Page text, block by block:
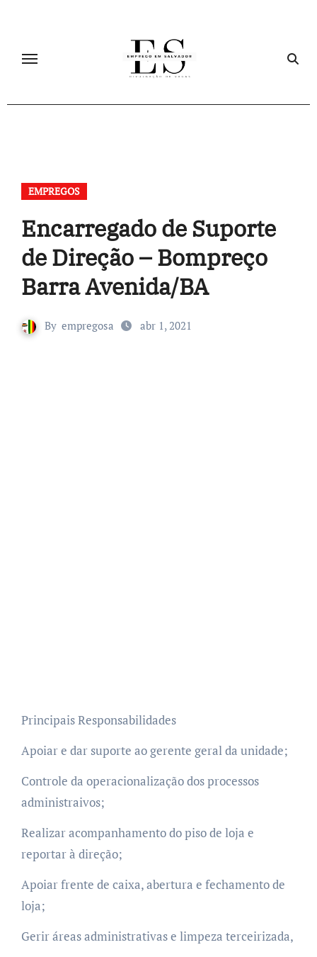
EMPREGOS
Encarregado de Suporte
de Direção – Bompreço
Barra Avenida/BA
By empregosa abr 1, 2021
Principais Responsabilidades
Apoiar e dar suporte ao gerente geral da unidade;
Controle da operacionalização dos processos
administraivos;
Realizar acompanhamento do piso de loja e
reportar à direção;
Apoiar frente de caixa, abertura e fechamento de
loja;
Gerir áreas administrativas e limpeza terceirizada,